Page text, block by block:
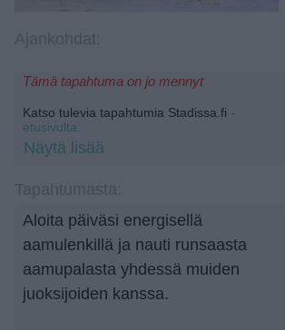
Tämä tapahtuma on jo mennyt
Katso tulevia tapahtumia Stadissa.fi -
etusivulta.
Näytä lisää
Aloita päiväsi energisellä
aamulenkillä ja nauti runsaasta
aamupalasta yhdessä muiden
juoksijoiden kanssa.